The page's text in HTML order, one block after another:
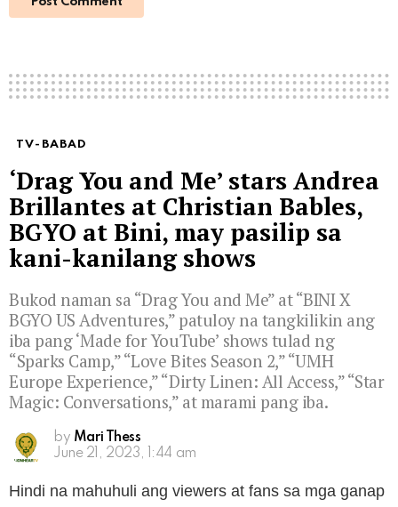
TV-BABAD
‘Drag You and Me’ stars Andrea
Brillantes at Christian Bables,
BGYO at Bini, may pasilip sa
kani-kanilang shows
Bukod naman sa “Drag You and Me” at “BINI X
BGYO US Adventures,” patuloy na tangkilikin ang
iba pang ‘Made for YouTube’ shows tulad ng
“Sparks Camp,” “Love Bites Season 2,” “UMH
Europe Experience,” “Dirty Linen: All Access,” “Star
Magic: Conversations,” at marami pang iba.
by Mari Thess
June 21, 2023, 1:44 am
Hindi na mahuhuli ang viewers at fans sa mga ganap